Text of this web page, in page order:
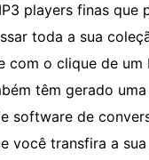
players finas que
toda a sua
com o clique de um
têm gerado
software de
você transfira a